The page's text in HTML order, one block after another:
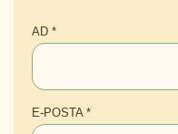
AD *
E-POSTA *